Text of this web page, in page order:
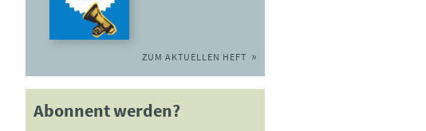
ZUM AKTUELLEN HEFT
Abonnent werden?